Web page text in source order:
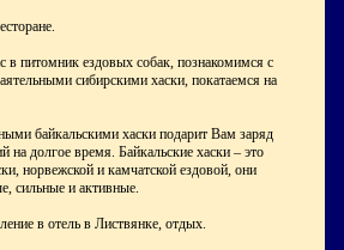
в питомник ездовых собак, познакомимся с
сибирскими хаски, покатаемся на
байкальскими хаски подарит Вам заряд
на долгое время. Байкальские хаски – это
норвежской и камчатской ездовой, они
сильные и активные.
в отель в Листвянке, отдых.